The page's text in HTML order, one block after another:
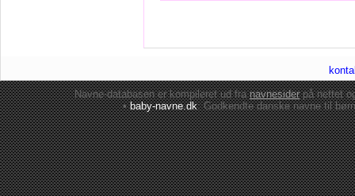
Navne-databasen er kompileret ud franavnesiderpå nettet
•baby-navne.dk: Godkendte danskenavne til børn